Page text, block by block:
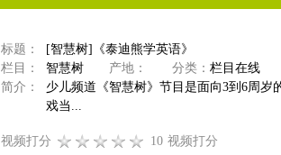
标题：
[智慧树]《泰迪熊学英语》
栏目：
智慧树 产地： 分类： 栏目在线
简介：
少儿频道《智慧树》节目是面向3到6周
戏当...
视频打分 10 视频打分